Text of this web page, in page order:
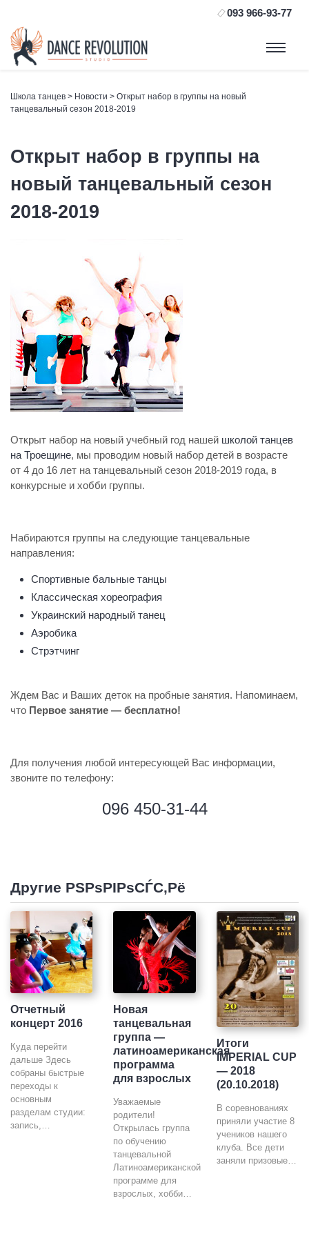
093 966-93-77
Школа танцев > Новости > Открыт набор в группы на новый
танцевальный сезон 2018-2019
Открыт набор в группы на
новый танцевальный сезон
2018-2019
Открыт набор на новый учебный год нашей школой танцев
на Троещине, мы проводим новый набор детей в возрасте
от 4 до 16 лет на танцевальный сезон 2018-2019 года, в
конкурсные и хобби группы.
Набираются группы на следующие танцевальные
направления:
Спортивные бальные танцы
Классическая хореография
Украинский народный танец
Аэробика
Стрэтчинг
Ждем Вас и Ваших деток на пробные занятия. Напоминаем,
что Первое занятие — бесплатно!
Для получения любой интересующей Вас информации,
звоните по телефону:
096 450-31-44
Другие РЅРѕРІРѕСЃС‚Рё
Отчетный
концерт 2016
Куда перейти
дальше Здесь
собраны быстрые
переходы к
основным
разделам студии:
запись,…
Новая
танцевальная
группа —
латиноамериканская
программа
для взрослых
Уважаемые
родители!
Открылась группа
по обучению
танцевальной
Латиноамериканской
программе для
взрослых, хобби…
Итоги
IMPERIAL CUP
— 2018
(20.10.2018)
В соревнованиях
приняли участие 8
учеников нашего
клуба. Все дети
заняли призовые…